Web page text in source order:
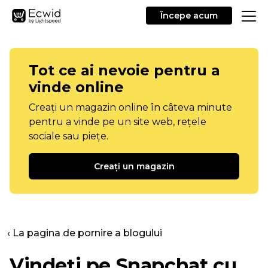
Începe acum
Tot ce ai nevoie pentru a
vinde online
Creați un magazin online în câteva minute
pentru a vinde pe un site web, rețele
sociale sau piețe.
Creați un magazin
‹ La pagina de pornire a blogului